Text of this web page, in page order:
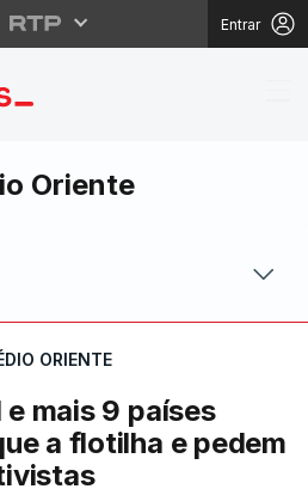
Entrar
Brasil e
Oriente
ORIENTE
mais 9 países
a flotilha e pedem